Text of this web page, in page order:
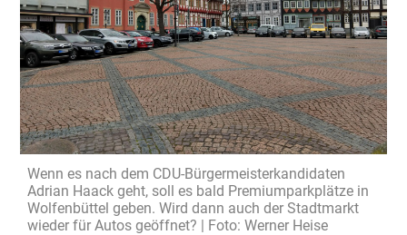
Wenn es nach dem CDU-Bürgermeisterkandidaten
Adrian Haack geht, soll es bald Premiumparkplätze in
Wolfenbüttel geben. Wird dann auch der Stadtmarkt
wieder für Autos geöffnet? | Foto: Werner Heise